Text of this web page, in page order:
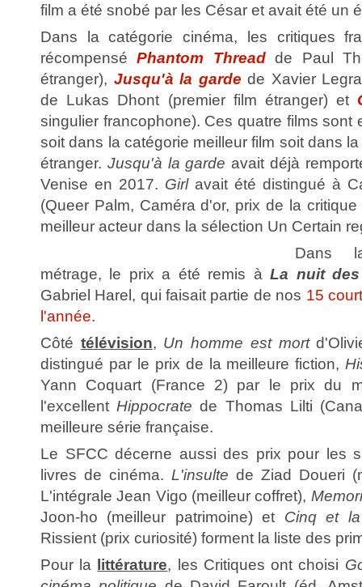
film a été snobé par les César et avait été un
Dans la catégorie cinéma, les critiques
récompenséPhantom Thread de Paul
étranger), Jusqu'à la garde de Xavier
de Lukas Dhont (premier film étranger) et
singulier francophone). Ces quatre films sont
soit dans la catégorie meilleur film soit dans
étranger. Jusqu'à la garde avait déjà
Venise en 2017. Girlavait été distingué à
(Queer Palm, Caméra d'or, prix de la
meilleur acteur dans la sélection Un Certain
Dans
métrage, le prix a été remis àLa nuit
Gabriel Harel, qui faisait partie de nos 15
l'année.
Côté télévision, Un homme est mort
distingué par le prix de la meilleure fiction,
Yann Coquart (France 2) par le prix du
l'excellentHippocrate de Thomas Lilti
meilleure série française.
Le SFCC décerne aussi des prix pour les
livres de cinéma. L'insulte de Ziad Doueri
L'intégrale Jean Vigo (meilleur coffret),
Joon-ho (meilleur patrimoine) et Cinq et
Rissient (prix curiosité) forment la liste des
Pour la littérature, les Critiques ont choisi